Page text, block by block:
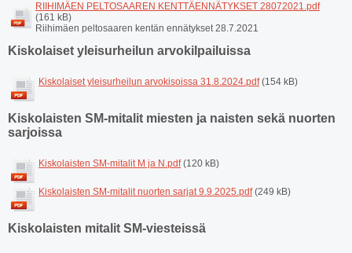
RIIHIMÄEN PELTOSAAREN KENTTÄENNÄTYKSET 28072021.pdf
(161 kB)
Riihimäen peltosaaren kentän ennätykset 28.7.2021
Kiskolaiset yleisurheilun arvokilpailuissa
Kiskolaiset yleisurheilun arvokisoissa 31.8.2024.pdf (154 kB)
Kiskolaisten SM-mitalit miesten ja naisten sekä nuorten
sarjoissa
Kiskolaisten SM-mitalit M ja N.pdf (120 kB)
Kiskolaisten SM-mitalit nuorten sarjat 9.9.2025.pdf (249 kB)
Kiskolaisten mitalit SM-viesteissä